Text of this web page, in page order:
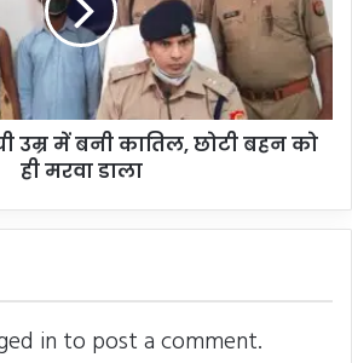
उम्र में बनी कातिल, छोटी बहन को
ही मरवा डाला
in to post a comment.